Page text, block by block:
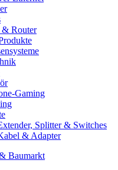
& Router
Gaming
Splitter & Switches
& Adapter
Baumarkt